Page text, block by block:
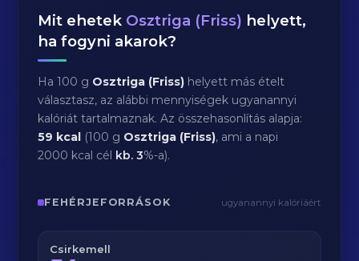
Mit ehetek Osztriga (Friss) helyett,
ha fogyni akarok?
Ha 100 g Osztriga (Friss) helyett más ételt
választasz, az alábbi mennyiségek ugyanannyi
kalóriát tartalmaznak. Az összehasonlítás alapja:
59 kcal (100 g Osztriga (Friss), ami a napi
2000 kcal cél kb.3%-a).
FEHÉRJEFORRÁSOK ugyanannyi kalóriáért
Csirkemell